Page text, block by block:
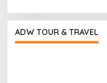
ADW TOUR & TRAVEL